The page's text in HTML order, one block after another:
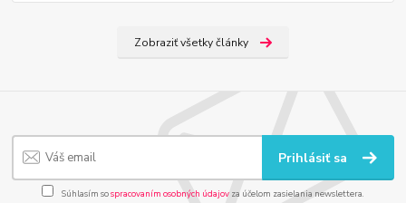
Zobraziť všetky články
Prihlásiť sa
Súhlasím sospracovaním osobných údajov za účelom zasielania newslettera.